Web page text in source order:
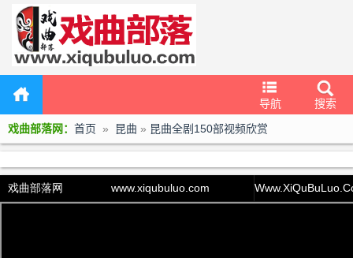
导航
搜索
戏曲部落网： 首页 » 昆曲 » 昆曲全剧150部视频欣赏